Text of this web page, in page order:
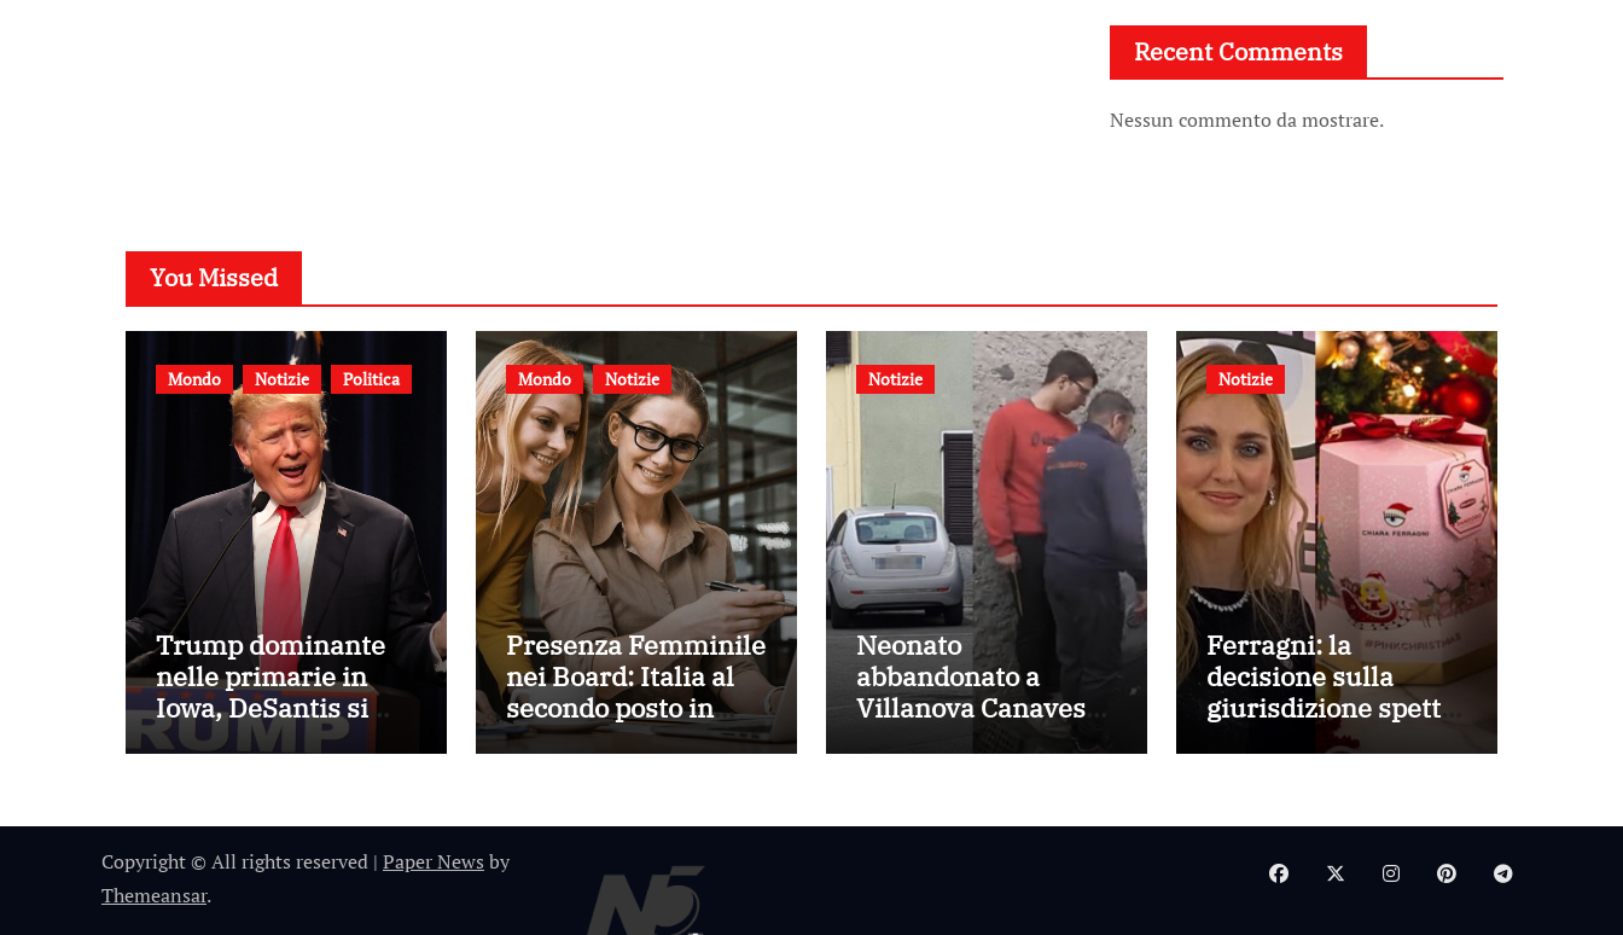
Recent Comments
Nessun commento da mostrare.
You Missed
Mondo Notizie Politica
Trump dominante
nelle primarie in
Iowa, DeSantis si
assicura il secondo
Mondo Notizie
Presenza Femminile
nei Board: Italia al
secondo posto in
Europa con il 43,5%
Notizie
Neonato
abbandonato a
Villanova Canavese:
Notizie
Ferragni: la
decisione sulla
giurisdizione spetta
alla Corte di
Copyright © All rights reserved | Paper News by
Themeansar.